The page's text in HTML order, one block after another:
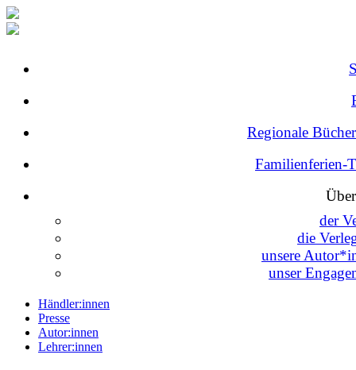
Regionale
Familienferien-
der
die
unsere
unser
Händler:innen
Presse
Autor:innen
Lehrer:innen